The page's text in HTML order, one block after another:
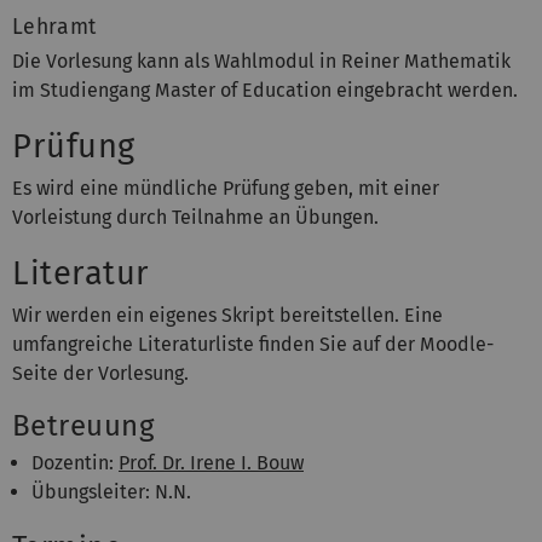
Lehramt
Die Vorlesung kann als Wahlmodul in Reiner Mathematik
im Studiengang Master of Education eingebracht werden.
Prüfung
Es wird eine mündliche Prüfung geben, mit einer
Vorleistung durch Teilnahme an Übungen.
Literatur
Wir werden ein eigenes Skript bereitstellen. Eine
umfangreiche Literaturliste finden Sie auf der Moodle-
Seite der Vorlesung.
Betreuung
Dozentin: Prof. Dr. Irene I. Bouw
Übungsleiter: N.N.